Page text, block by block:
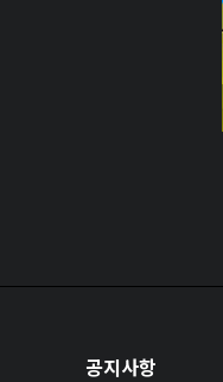
공지사항